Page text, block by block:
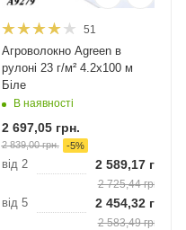
51
Агроволокно Agreen в
рулоні 23 г/м² 4.2х100 м
Біле
В наявності
2 697,05грн.
2 839,00грн. -5%
від 2 2 589,17грн.
2 725,44грн.
від 5 2 454,32грн.
2 583,49грн.